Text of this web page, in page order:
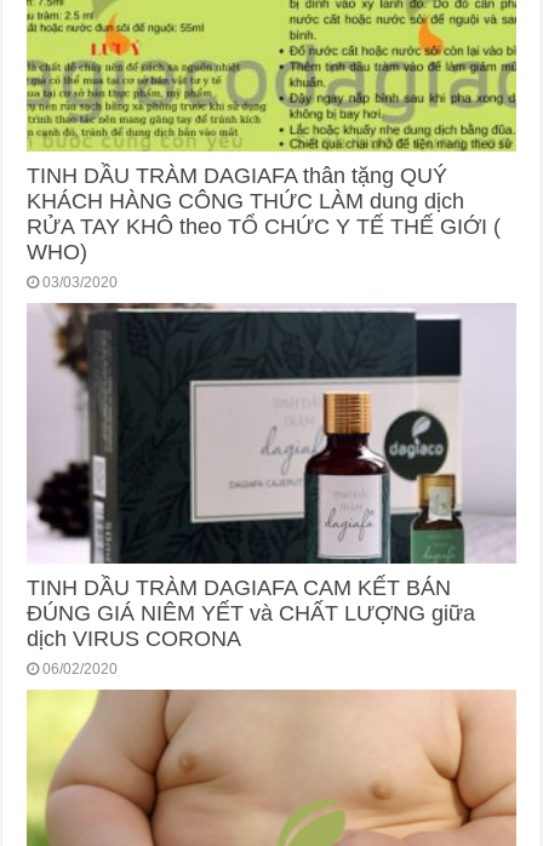
TINH DẦU TRÀM DAGIAFA thân tặng QUÝ
KHÁCH HÀNG CÔNG THỨC LÀM dung dịch
RỬA TAY KHÔ theo TỔ CHỨC Y TẾ THẾ GIỚI (
WHO)
03/03/2020
TINH DẦU TRÀM DAGIAFA CAM KẾT BÁN
ĐÚNG GIÁ NIÊM YẾT và CHẤT LƯỢNG giữa
dịch VIRUS CORONA
06/02/2020